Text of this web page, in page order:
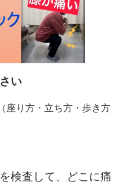
い
座り方・立ち方・歩き方
検査して、どこに痛